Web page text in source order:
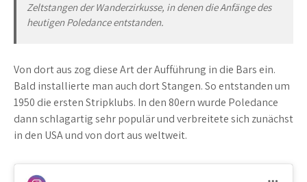
Zeltstangen der Wanderzirkusse, in denen die Anfänge des
heutigen Poledance entstanden.
Von dort aus zog diese Art der Aufführung in die Bars ein.
Bald installierte man auch dort Stangen. So entstanden um
1950 die ersten Stripklubs. In den 80ern wurde Poledance
dann schlagartig sehr populär und verbreitete sich zunächst
in den USA und von dort aus weltweit.